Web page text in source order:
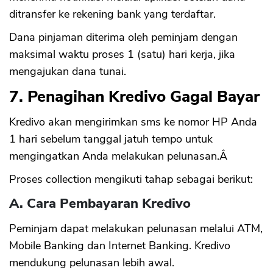
ditransfer ke rekening bank yang terdaftar.
Dana pinjaman diterima oleh peminjam dengan
maksimal waktu proses 1 (satu) hari kerja, jika
mengajukan dana tunai.
7. Penagihan Kredivo Gagal Bayar
Kredivo akan mengirimkan sms ke nomor HP Anda
1 hari sebelum tanggal jatuh tempo untuk
mengingatkan Anda melakukan pelunasan.Â
Proses collection mengikuti tahap sebagai berikut:
A. Cara Pembayaran Kredivo
Peminjam dapat melakukan pelunasan melalui ATM,
Mobile Banking dan Internet Banking. Kredivo
mendukung pelunasan lebih awal.